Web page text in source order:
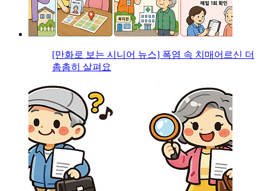
[만화로 보는 시니어 뉴스] 폭염 속 치매어르신 더
촘촘히 살펴요